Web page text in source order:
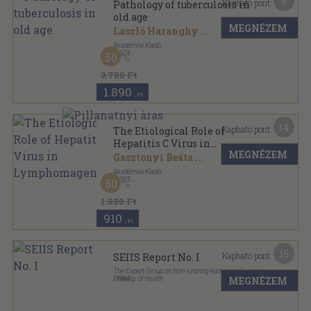
Pathology of tuberculosis in
old age
László Haranghy ...
Akadémiai Kiadó
, 1974
Vászon
3.780 Ft
50
1.890 ,-Ft
Kapható pont:
MEGNÉZEM
The Etiological Role of
Hepatitis C Virus in
Lymphomagenesis
Gasztonyi Beáta ...
Akadémiai Kiadó
, 2003
Fűzött kemény papírkötés
1.820 Ft
50
910 ,-Ft
Kapható pont:
MEGNÉZEM
SEIIS Report No. I
The Expert Group on Non-ionizing Radiation, Danish
Ministry of Health
,1994
Kapható pont:
MEGNÉZEM